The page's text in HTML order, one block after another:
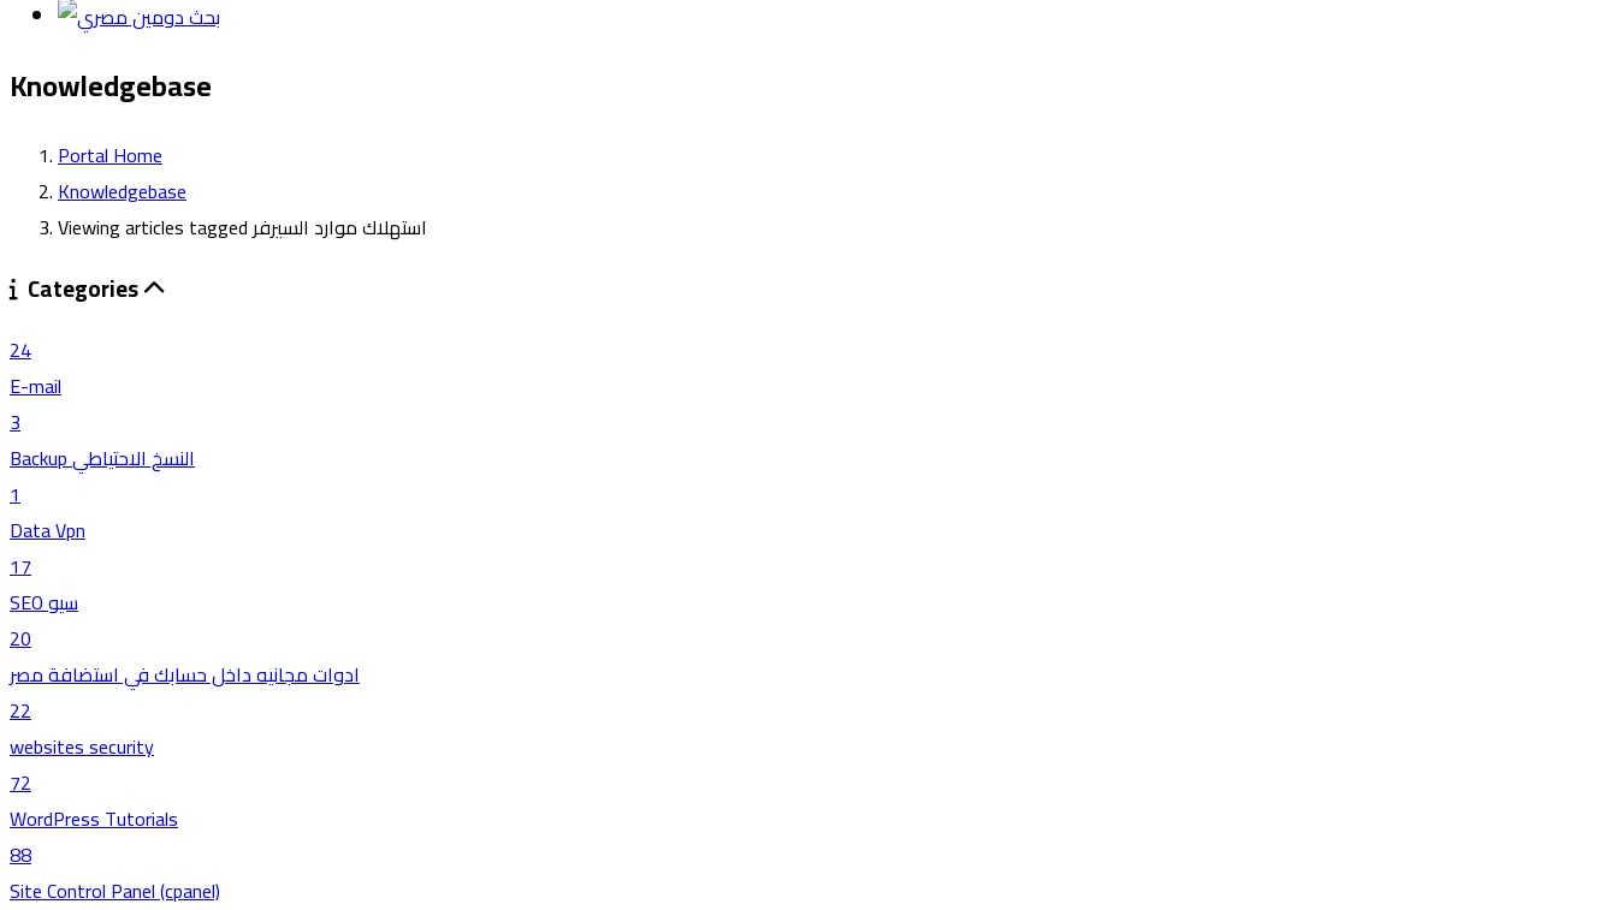
Knowledgebase
Portal Home
Knowledgebase
Viewing articles tagged استهلاك موارد السيرفر
Categories
24
E-mail
3
Backup النسخ الاحتياطي
1
Data Vpn
17
SEO سيو
20
ادوات مجانيه داخل حسابك في استضافة مصر
22
websites security
72
WordPress Tutorials
88
Site Control Panel (cpanel)